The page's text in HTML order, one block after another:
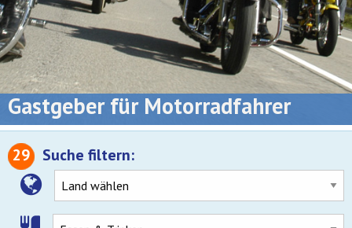
Gastgeber für Motorradfahrer
29 Suche filtern: